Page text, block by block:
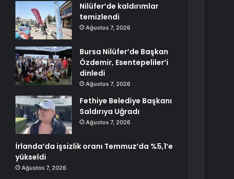
Nilüfer’de kaldırımlar
temizlendi
Ağustos 7, 2026
Bursa Nilüfer’de Başkan
Özdemir, Esentepeliler’i
dinledi
Ağustos 7, 2026
Fethiye Belediye Başkanı
Saldırıya Uğradı
Ağustos 7, 2026
İrlanda’da işsizlik oranı Temmuz’da %5,1’e
yükseldi
Ağustos 7, 2026